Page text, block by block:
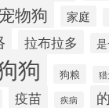
宠物狗 家庭
拉布拉多
狗 狗粮 猎
疫苗 疾病